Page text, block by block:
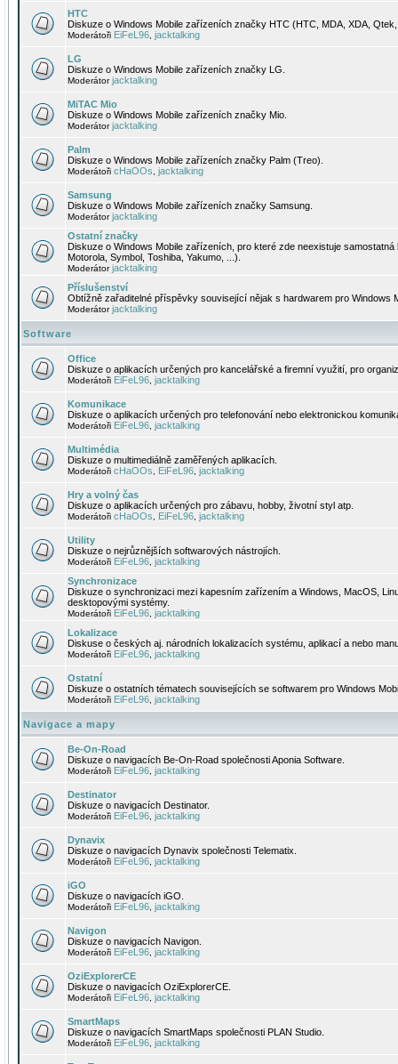
HTC
Diskuze o Windows Mobile zařízeních značky HTC (HTC, MDA, XDA,
Moderátoři EiFeL96 jacktalking
LG
Diskuze o Windows Mobile zařízeních značky LG.
Moderátorjacktalking
MiTAC Mio
Diskuze o Windows Mobile zařízeních značky Mio.
Moderátorjacktalking
Palm
Diskuze o Windows Mobile zařízeních značky Palm (Treo).
Moderátoři cHaOOs jacktalking
Samsung
Diskuze o Windows Mobile zařízeních značky Samsung.
Moderátorjacktalking
Ostatní značky
Diskuze o Windows Mobile zařízeních, pro které zde neexistuje
Motorola, Symbol, Toshiba, Yakumo, ...).
Moderátorjacktalking
Příslušenství
Obtížně zařaditelné příspěvky související nějak s hardwarem pro Windows
Moderátorjacktalking
Software
Office
Diskuze o aplikacích určených pro kancelářské a firemní využití, pro
Moderátoři EiFeL96 jacktalking
Komunikace
Diskuze o aplikacích určených pro telefonování nebo elektronickou
Moderátoři EiFeL96 jacktalking
Multimédia
Diskuze o multimediálně zaměřených aplikacích.
Moderátoři cHaOOs EiFeL96 jacktalking
Hry a volný čas
Diskuze o aplikacích určených pro zábavu, hobby, životní styl atp.
Moderátoři cHaOOs EiFeL96 jacktalking
Utility
Diskuze o nejrůznějších softwarových nástrojích.
Moderátoři EiFeL96 jacktalking
Synchronizace
Diskuze o synchronizaci mezi kapesním zařízením a Windows, MacOS,
desktopovými systémy.
Moderátoři EiFeL96 jacktalking
Lokalizace
Diskuse o českých aj. národních lokalizacích systému, aplikací a nebo
Moderátoři EiFeL96 jacktalking
Ostatní
Diskuze o ostatních tématech souvisejících se softwarem pro Windows
Moderátoři EiFeL96 jacktalking
Navigace a mapy
Be-On-Road
Diskuze o navigacích Be-On-Road společnosti Aponia Software.
Moderátoři EiFeL96 jacktalking
Destinator
Diskuze o navigacích Destinator.
Moderátoři EiFeL96 jacktalking
Dynavix
Diskuze o navigacích Dynavix společnosti Telematix.
Moderátoři EiFeL96 jacktalking
iGO
Diskuze o navigacích iGO.
Moderátoři EiFeL96 jacktalking
Navigon
Diskuze o navigacích Navigon.
Moderátoři EiFeL96 jacktalking
OziExplorerCE
Diskuze o navigacích OziExplorerCE.
Moderátoři EiFeL96 jacktalking
SmartMaps
Diskuze o navigacích SmartMaps společnosti PLAN Studio.
Moderátoři EiFeL96 jacktalking